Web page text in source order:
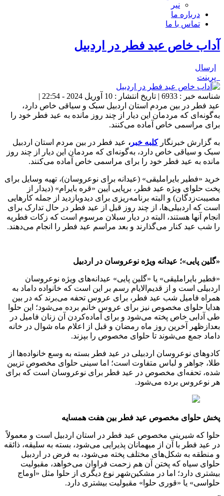
نیر
درباره ما
تماس با ما
آداب خاص عید فطر در اردبیل
ارسال
پرینت
شناسه خبر : 6933 | تاریخ انتشار : 10 آوریل 2024 - 22:54 |
عید فطر در بین مردم استان اردبیل سبک و سیاقی خاص دارد،
به‌گونه‌ای که مردمان این دیار از چند روز مانده به عید فطر خود را
برای مراسمی خاص آماده می‌کنند.
به گزارش خبرنگار کلبه خبر ، عید فطر در بین مردم استان اردبیل
سبک و سیاقی خاص دارد، به‌گونه‌ای که مردمان این دیار از چند روز
مانده به عید فطر خود را برای مراسمی خاص آماده می‌کنند.
خرید «فطیر بایراملیقی» (عیدانه برای نوعروسان)، تهیه وسایل برای
پخت حلوای ویژه عید فطر، برپایی آیین «قره بایرام» (دیدار از
مصیبت‌زدگان) و البته برنامه‌ریزی برای دیدوبازدید از جمله کارهایی
است که اردبیلی‌ها، از چند روز قبل از عید فطر در حال تدارک برای
انجام آنها هستند، البته در دیار سبلان مرسوم است که زکات فطریه
را شب عید کنار می‌گذارند و بعد مراسم عید فطر را انجام می‌دهند.
«گلین پایی»؛ عیدانه ویژه نوعروسان در اردبیل
«فطیر بایراملیقی» یا «گلین پایی» عیدانه‌های ویژه نوعروسان
اردبیلی است و از قدیم‌الایام رسم بر این است که خانواده داماد به
همراه فامیل شب عید فطر، برای عروس تحفه می‌برند که در بین
هدایا حلوای مخصوص نیز برای عروس خانم برده می‌شود؛ این حلوا
طی آدابی خاص پخته می‌شود و برای آماده‌کردن آن زنان فامیل در
بعدازظهر آخرین روز ماه رمضان و قبل از اعلام ماه شوال در خانه
داماد جمع می‌شوند تا حلوای مخصوص را بپزند.
کادوهای نوعروسان اردبیلی در عید فطر بسته به وسع خانواده‌ها از
طلا، جواهر و لباس متفاوت است؛ اما سینی حلوای مخصوص تزیین
شده، تحفه‌ای مخصوص در عید فطر برای نوعروسان است که برای
هر نوعروس برده می‌شود.
پخش حلوای مخصوص عید فطر بین هفت همسایه
حلوا که شیرینی مخصوص عید فطر در استان اردبیل است و معمولاً
در عید فطر با آن از میهمانان پذیرایی می‌شود، بسته به سلیقه، ذائقه
و منطقه به شکل‌های مختلف پخته می‌شود، به فرض در اردبیل
حلوای سیاه که پختن آن هم زحمت فراوان می‌خواهد، مقبولیت
بیشتری دارد؛ اما در مشکین‌شهر نوع دیگری از حلوا مثل «اوماج
حلواسی» یا «قوری حلوا» مقبولیت بیشتری دارد.